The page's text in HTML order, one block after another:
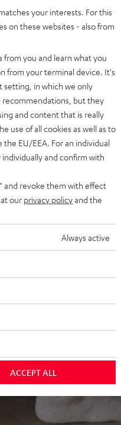
your interests. For this
on these websites - also from
you and learn what you
from your terminal device. It's
setting, in which we only
recommendations, but they
and content that is really
use of all cookies as well as to
EU/EEA. For an individual
and confirm with
and revoke them with effect
our privacy policyand the
Always active
ACCEPT ALL